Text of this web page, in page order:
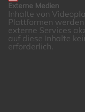
Externe Medien
Inhalte von
Plattformen
externe Services
auf diese Inhalte
erforderlich.